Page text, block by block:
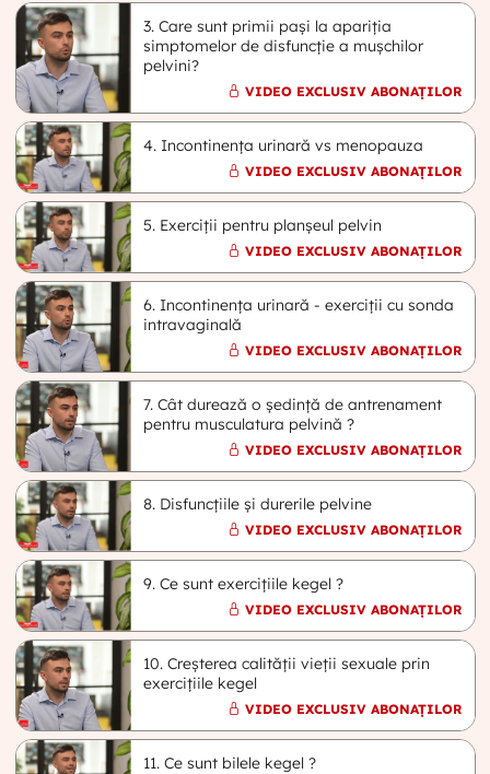
3. Care sunt primii pași la apariția
simptomelor de disfuncție a mușchilor
pelvini?
VIDEO EXCLUSIV ABONAȚILOR
4. Incontinența urinară vs menopauza
VIDEO EXCLUSIV ABONAȚILOR
5. Exerciții pentru planșeul pelvin
VIDEO EXCLUSIV ABONAȚILOR
6. Incontinența urinară - exerciții cu sonda
intravaginală
VIDEO EXCLUSIV ABONAȚILOR
7. Cât durează o ședință de antrenament
pentru musculatura pelvină ?
VIDEO EXCLUSIV ABONAȚILOR
8. Disfuncțiile și durerile pelvine
VIDEO EXCLUSIV ABONAȚILOR
9. Ce sunt exercițiile kegel ?
VIDEO EXCLUSIV ABONAȚILOR
10. Creșterea calității vieții sexuale prin
exercițiile kegel
VIDEO EXCLUSIV ABONAȚILOR
11. Ce sunt bilele kegel ?